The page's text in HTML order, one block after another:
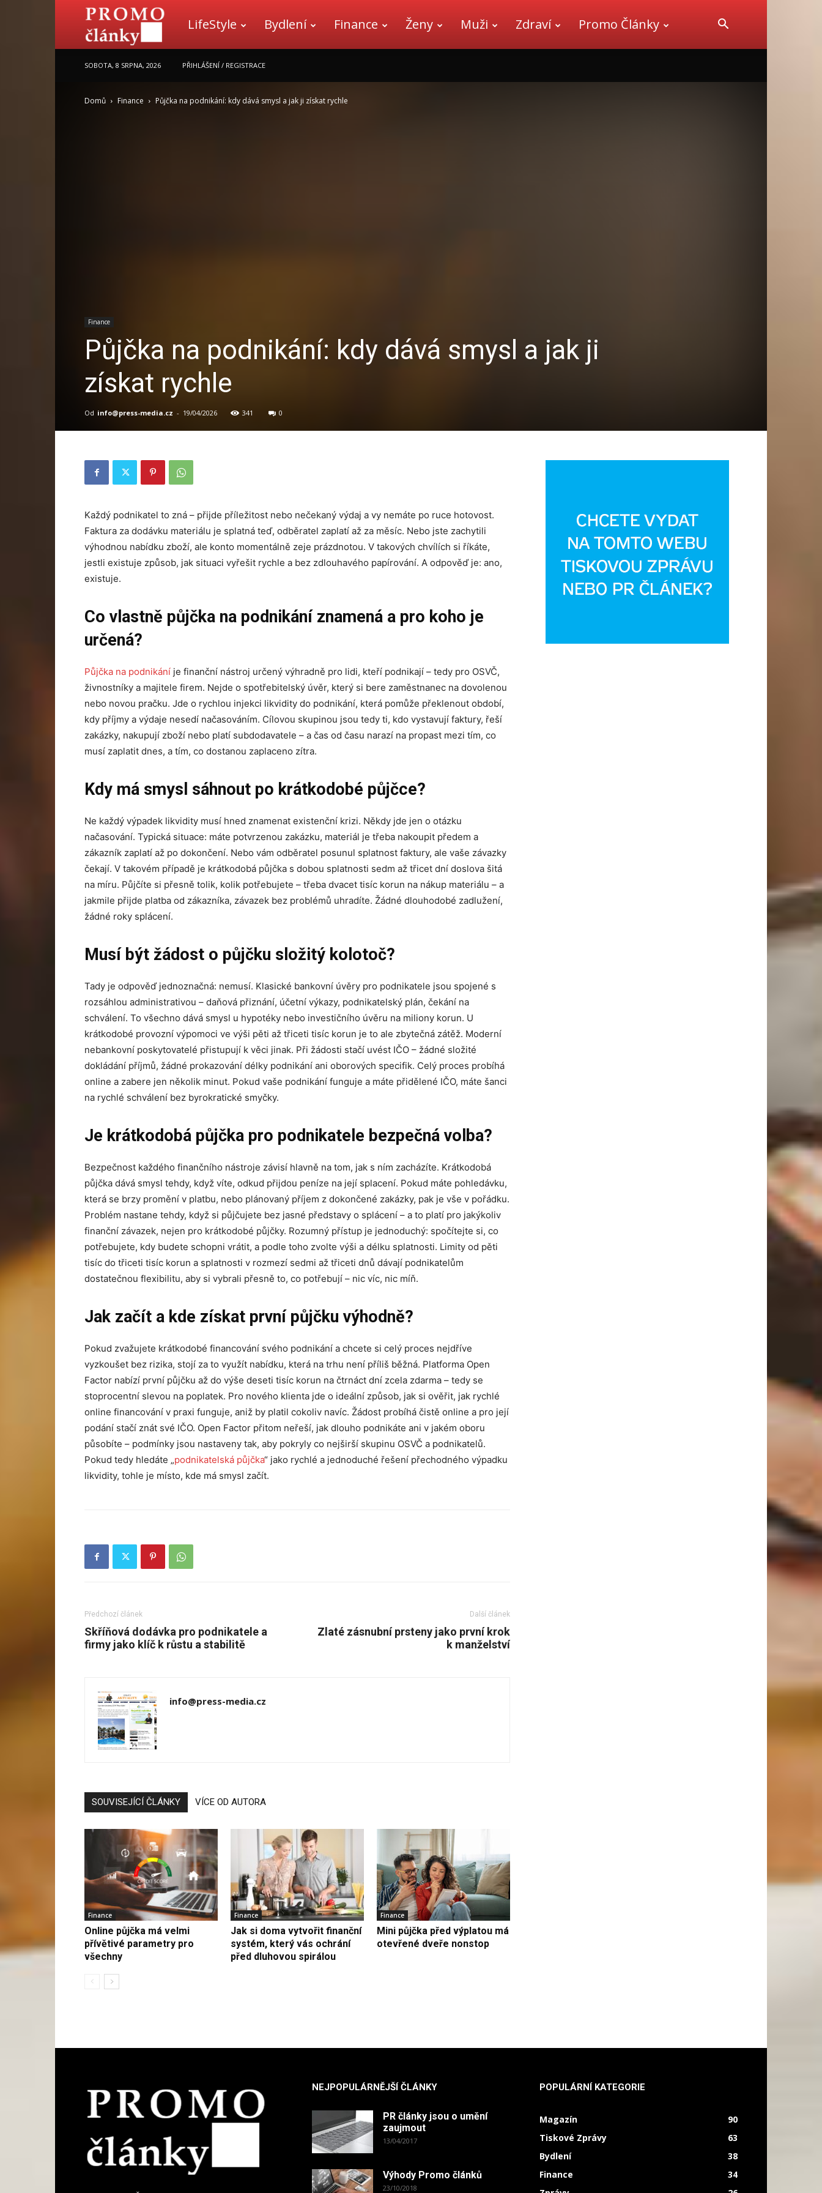
Promo
LifeStyle Bydlení Finance Ženy Muži Zdraví Promo Články
SOBOTA, 8 SRPNA, 2026 PŘIHLÁŠENÍ / REGISTRACE
Domů Finance Půjčka na podnikání: kdy dává smysl a jak ji získat rychle
Finance
Půjčka na podnikání: kdy dává smysl a jak ji
získat rychle
Od info@press-media.cz - 19/04/2026 341 0
Každý podnikatel to zná – přijde příležitost nebo nečekaný výdaj a vy nemáte po ruce hotovost.
Faktura za dodávku materiálu je splatná teď, odběratel zaplatí až za měsíc. Nebo jste zachytili
výhodnou nabídku zboží, ale konto momentálně zeje prázdnotou. V takových chvílích si říkáte,
jestli existuje způsob, jak situaci vyřešit rychle a bez zdlouhavého papírování. A odpověď je: ano,
existuje.
Co vlastně půjčka na podnikání znamená a pro koho je
určená?
Půjčka na podnikání je finanční nástroj určený výhradně pro lidi, kteří podnikají – tedy pro OSVČ,
živnostníky a majitele firem. Nejde o spotřebitelský úvěr, který si bere zaměstnanec na dovolenou
nebo novou pračku. Jde o rychlou injekci likvidity do podnikání, která pomůže překlenout období,
kdy příjmy a výdaje nesedí načasováním. Cílovou skupinou jsou tedy ti, kdo vystavují faktury, řeší
zakázky, nakupují zboží nebo platí subdodavatele – a čas od času narazí na propast mezi tím, co
musí zaplatit dnes, a tím, co dostanou zaplaceno zítra.
Kdy má smysl sáhnout po krátkodobé půjčce?
Ne každý výpadek likvidity musí hned znamenat existenční krizi. Někdy jde jen o otázku
načasování. Typická situace: máte potvrzenou zakázku, materiál je třeba nakoupit předem a
zákazník zaplatí až po dokončení. Nebo vám odběratel posunul splatnost faktury, ale vaše závazky
čekají. V takovém případě je krátkodobá půjčka s dobou splatnosti sedm až třicet dní doslova šitá
na míru. Půjčíte si přesně tolik, kolik potřebujete – třeba dvacet tisíc korun na nákup materiálu – a
jakmile přijde platba od zákazníka, závazek bez problémů uhradíte. Žádné dlouhodobé zadlužení,
žádné roky splácení.
Musí být žádost o půjčku složitý kolotoč?
Tady je odpověď jednoznačná: nemusí. Klasické bankovní úvěry pro podnikatele jsou spojené s
rozsáhlou administrativou – daňová přiznání, účetní výkazy, podnikatelský plán, čekání na
schválení. To všechno dává smysl u hypotéky nebo investičního úvěru na miliony korun. U
krátkodobé provozní výpomoci ve výši pěti až třiceti tisíc korun je to ale zbytečná zátěž. Moderní
nebankovní poskytovatelé přistupují k věci jinak. Při žádosti stačí uvést IČO – žádné složité
dokládání příjmů, žádné prokazování délky podnikání ani oborových specifik. Celý proces probíhá
online a zabere jen několik minut. Pokud vaše podnikání funguje a máte přidělené IČO, máte šanci
na rychlé schválení bez byrokratické smyčky.
Je krátkodobá půjčka pro podnikatele bezpečná volba?
Bezpečnost každého finančního nástroje závisí hlavně na tom, jak s ním zacházíte. Krátkodobá
půjčka dává smysl tehdy, když víte, odkud přijdou peníze na její splacení. Pokud máte pohledávku,
která se brzy promění v platbu, nebo plánovaný příjem z dokončené zakázky, pak je vše v pořádku.
Problém nastane tehdy, když si půjčujete bez jasné představy o splácení – a to platí pro jakýkoliv
finanční závazek, nejen pro krátkodobé půjčky. Rozumný přístup je jednoduchý: spočítejte si, co
potřebujete, kdy budete schopni vrátit, a podle toho zvolte výši a délku splatnosti. Limity od pěti
tisíc do třiceti tisíc korun a splatnosti v rozmezí sedmi až třiceti dnů dávají podnikatelům
dostatečnou flexibilitu, aby si vybrali přesně to, co potřebují – nic víc, nic míň.
Jak začít a kde získat první půjčku výhodně?
Pokud zvažujete krátkodobé financování svého podnikání a chcete si celý proces nejdříve
vyzkoušet bez rizika, stojí za to využít nabídku, která na trhu není příliš běžná. Platforma Open
Factor nabízí první půjčku až do výše deseti tisíc korun na čtrnáct dní zcela zdarma – tedy se
stoprocentní slevou na poplatek. Pro nového klienta jde o ideální způsob, jak si ověřit, jak rychlé
online financování v praxi funguje, aniž by platil cokoliv navíc. Žádost probíhá čistě online a pro její
podání stačí znát své IČO. Open Factor přitom neřeší, jak dlouho podnikáte ani v jakém oboru
působíte – podmínky jsou nastaveny tak, aby pokryly co nejširší skupinu OSVČ a podnikatelů.
Pokud tedy hledáte „podnikatelská půjčka“ jako rychlé a jednoduché řešení přechodného výpadku
likvidity, tohle je místo, kde má smysl začít.
Předchozí článek
Skříňová dodávka pro podnikatele a
firmy jako klíč k růstu a stabilitě
Další článek
Zlaté zásnubní prsteny jako první krok
k manželství
info@press-media.cz
SOUVISEJÍCÍ ČLÁNKY VÍCE OD AUTORA
Finance
Online půjčka má velmi
přívětivé parametry pro
všechny
Finance
Jak si doma vytvořit finanční
systém, který vás ochrání
před dluhovou spirálou
Finance
Mini půjčka před výplatou má
otevřené dveře nonstop
NEJPOPULÁRNĚJŠÍ ČLÁNKY
PR články jsou o umění
zaujmout
13/04/2017
Výhody Promo článků
23/10/2018
POPULÁRNÍ KATEGORIE
Magazín
90
Tiskové Zprávy
63
Bydlení
38
Finance
34